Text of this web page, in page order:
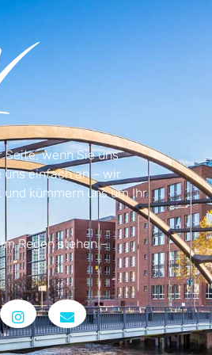
Seite, wenn Sie uns
uns einfach an – wir
und kümmern uns um Ihr
Regen stehen –